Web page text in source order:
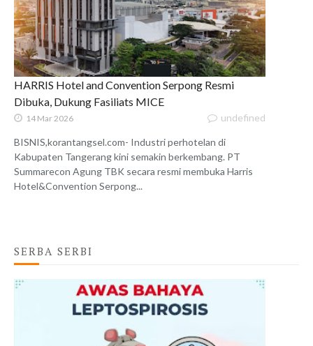
HARRIS Hotel and Convention Serpong Resmi
Dibuka, Dukung Fasiliats MICE
14 Mar 2026 undefined
BISNIS,korantangsel.com- Industri perhotelan di
Kabupaten Tangerang kini semakin berkembang. PT
Summarecon Agung TBK secara resmi membuka Harris
Hotel&Convention Serpong...
SERBA SERBI